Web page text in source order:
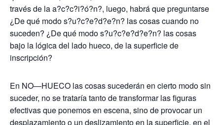
través de la a?c?c?i?ó?n?, luego, habrá que preguntarse
¿De qué modo s?u?c?e?d?e?n? las cosas cuando no
suceden? ¿De qué modo s?u?c?e?d?e?n? las cosas
bajo la lógica del lado hueco, de la superficie de
inscripción?
En NO—HUECO las cosas sucederán en cierto modo sin
suceder, no se trataría tanto de transformar las figuras
efectivas que ponemos en escena, sino de provocar un
desplazamiento o un deslizamiento en la superficie, en el